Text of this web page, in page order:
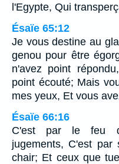
l'Egypte, Qui
Ésaïe 65:12
Je vous destine au
genou pour être
n'avez point
point écouté; Mais
mes yeux, Et vous
Ésaïe 66:16
C'est par le feu
jugements, C'est
chair; Et ceux que